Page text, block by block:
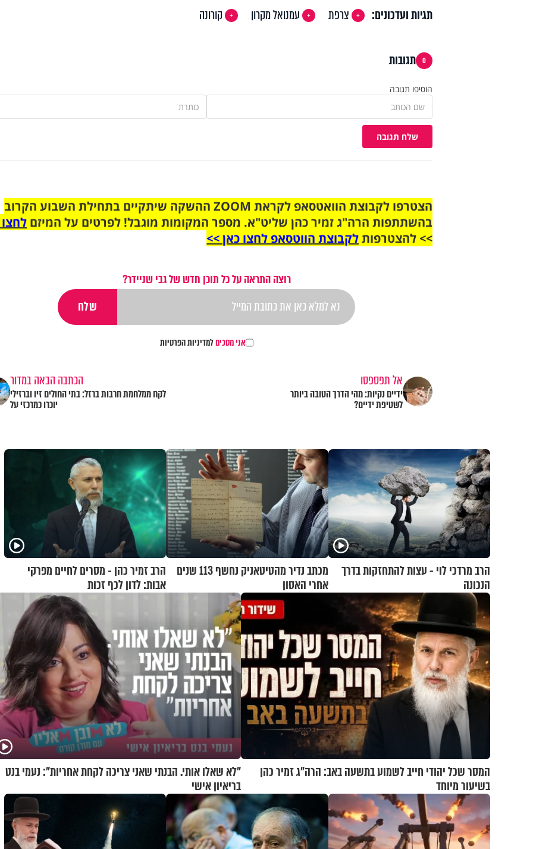
תגיות ועדכונים: צרפת עמנואל מקרון קורונה
0 תגובות
הוסיפו תגובה
שלח תגובה
הצטרפו לקבוצת הוואטסאפ לקראת ZOOM ההשקה שיתקיים בתחילת השבוע הקרוב
בהשתתפות הרה"ג זמיר כהן שליט"א. מספר המקומות מוגבל! לפרטים על המיזם
>> להצטרפותלקבוצת הווטסאפ לחצו כאן >>
רוצה התראה על כל תוכן חדש של גבי שניידר?
אני מסכיםלמדיניות הפרטיות
אל תפספסו
ידיים נקיות: מהי הדרך הטובה ביותר
לשטיפת ידיים?
הכתבה הבאה במדור
לקח ממלחמת חרבות ברזל: בתי החולים זיו וברזילי
יוכרו כמרכזי על
הרב מרדכי לוי - עצות להתחזקות בדרך
הנכונה
מכתב נדיר מהטיטאניק נחשף 113 שנים
אחרי האסון
הרב זמיר כהן - מסרים לחיים מפרקי
אבות: לדון לכף זכות
המסר שכל יהודי חייב לשמוע בתשעה באב: הרה"ג זמיר כהן
בשיעור מיוחד
"לא שאלו אותי. הבנתי שאני צריכה לקחת אחריות": נעמי בנט
בריאיון אישי